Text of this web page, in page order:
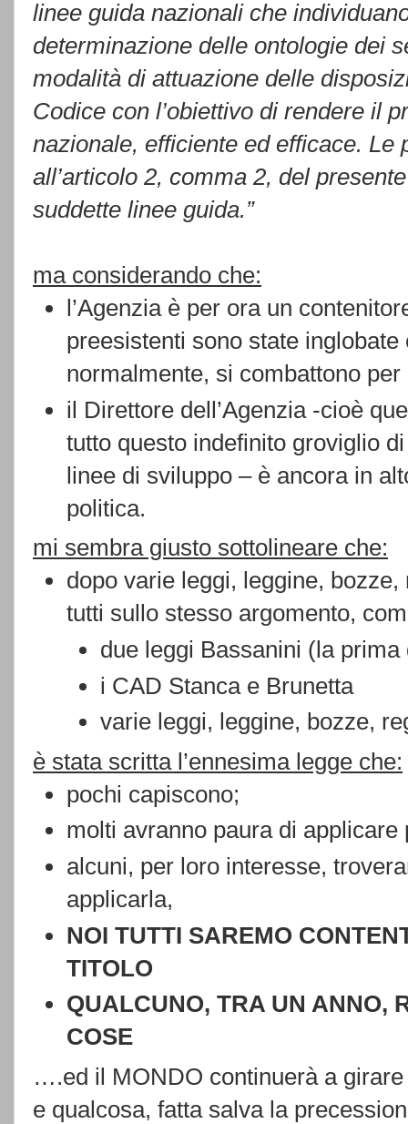
linee guida nazionali che
determinazione delle ontologie dei
modalità di attuazione delle
Codice con l’obiettivo di rendere il
nazionale, efficiente ed efficace.
all’articolo 2, comma 2, del
suddette linee guida.”
ma considerando che:
l’Agenzia è per ora un
preesistenti sono state
normalmente, si combattono
il Direttore dell’Agenzia -cioè
tutto questo indefinito groviglio
linee di sviluppo – è ancora in
politica.
mi sembra giusto sottolineare che:
dopo varie leggi, leggine,
tutti sullo stesso argomento,
due leggi Bassanini (la prima
i CAD Stanca e Brunetta
varie leggi, leggine, bozze,
è stata scritta l’ennesima legge che:
pochi capiscono;
molti avranno paura di
alcuni, per loro interesse,
applicarla,
NOI TUTTI SAREMO
TITOLO
QUALCUNO, TRA UN ANNO,
COSE
….ed il MONDO continuerà a
e qualcosa, fatta salva la